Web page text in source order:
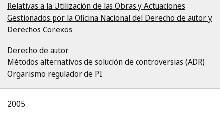
Relativas a la Utilización de las Obras y Actuaciones
Gestionados por la Oficina Nacional del Derecho de autor y
Derechos Conexos
Derecho de autor
Métodos alternativos de solución de controversias (ADR)
Organismo regulador de PI
2005